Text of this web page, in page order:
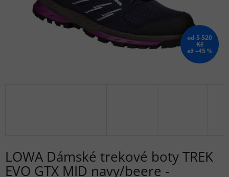
od 5 520
Kč
až –45 %
LOWA Dámské trekové boty TREK
EVO GTX MID navy/beere -